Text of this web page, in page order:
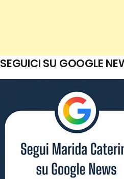
SEGUICI SU GOOGLE